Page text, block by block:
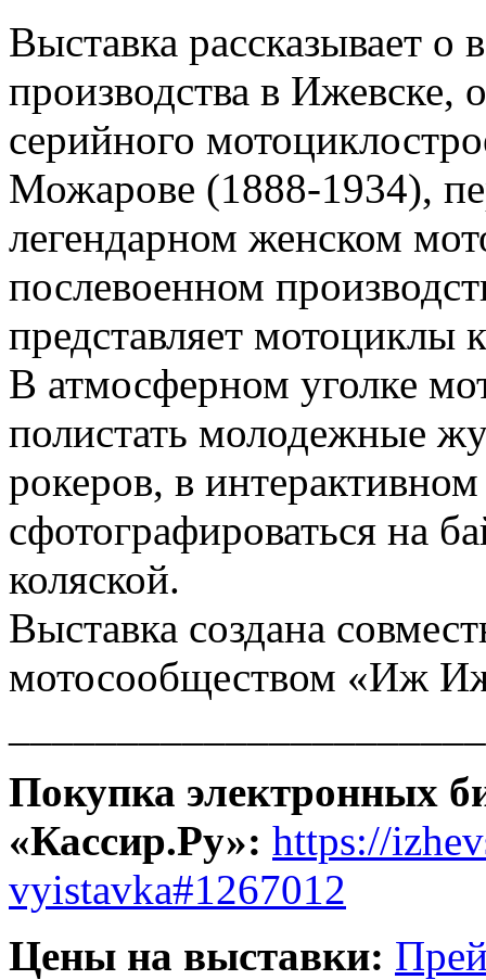
Выставка рассказывает о
производства в Ижевске,
серийного
Можарове (1888-1934),
легендарном женском
послевоенном
представляет мотоциклы
В атмосферном уголке
полистать молодежные
рокеров, в
сфотографироваться на
коляской.
Выставка создана
мотосообществом «Иж
Покупка электронных
«Кассир.Ру»: https://
vyistavka#1267012
Цены на выставки: